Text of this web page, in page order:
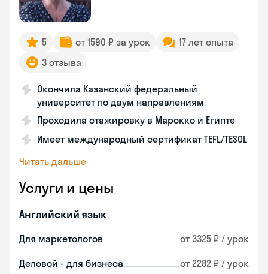
5 от 1590 ₽ за урок
17 лет опыта
3 отзыва
Окончила Казанский федеральный
университет по двум направлениям
Проходила стажировку в Марокко и Египте
Имеет международный сертификат TEFL/TESOL
Читать дальше
Услуги и цены
Английский язык
Для маркетологов от 3325 ₽ / урок
Деловой - для бизнеса от 2282 ₽ / урок